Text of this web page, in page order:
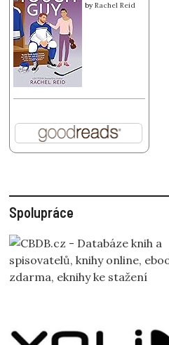
by Rachel Reid
Spolupráce